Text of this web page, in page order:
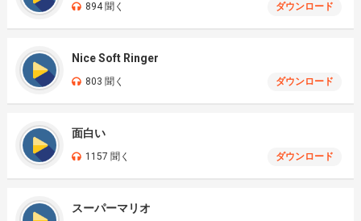
894 聞く ダウンロード
Nice Soft Ringer
803 聞く ダウンロード
面白い
1157 聞く ダウンロード
スーパーマリオ